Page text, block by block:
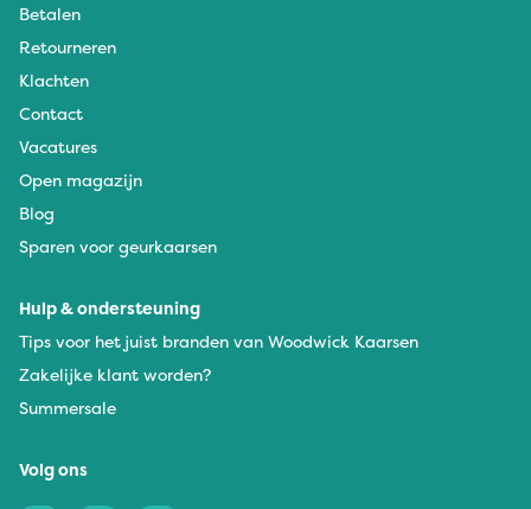
Betalen
Retourneren
Klachten
Contact
Vacatures
Open magazijn
Blog
Sparen voor geurkaarsen
Hulp & ondersteuning
Tips voor het juist branden van Woodwick Kaarsen
Zakelijke klant worden?
Summersale
Volg ons